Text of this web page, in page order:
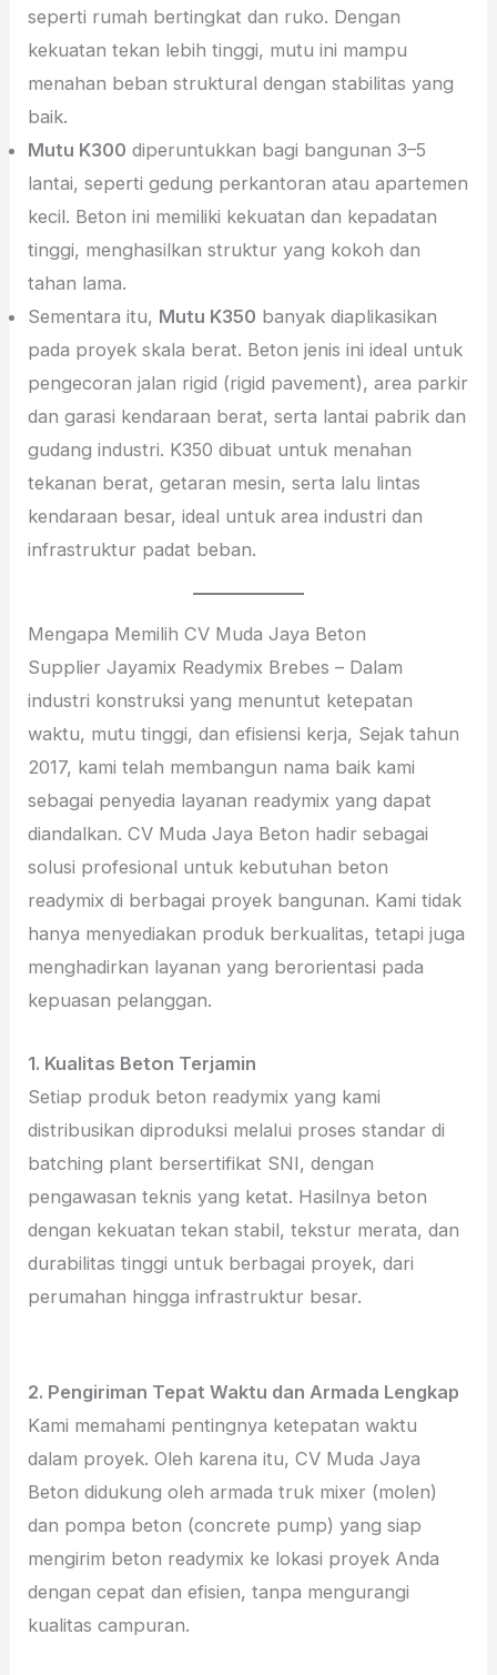
seperti rumah bertingkat dan ruko. Dengan
kekuatan tekan lebih tinggi, mutu ini mampu
menahan beban struktural dengan stabilitas yang
baik.
Mutu K300 diperuntukkan bagi bangunan 3–5
lantai, seperti gedung perkantoran atau apartemen
kecil. Beton ini memiliki kekuatan dan kepadatan
tinggi, menghasilkan struktur yang kokoh dan
tahan lama.
Sementara itu, Mutu K350 banyak diaplikasikan
pada proyek skala berat. Beton jenis ini ideal untuk
pengecoran jalan rigid (rigid pavement), area parkir
dan garasi kendaraan berat, serta lantai pabrik dan
gudang industri. K350 dibuat untuk menahan
tekanan berat, getaran mesin, serta lalu lintas
kendaraan besar, ideal untuk area industri dan
infrastruktur padat beban.
Mengapa Memilih CV Muda Jaya Beton
Supplier Jayamix Readymix Brebes – Dalam
industri konstruksi yang menuntut ketepatan
waktu, mutu tinggi, dan efisiensi kerja, Sejak tahun
2017, kami telah membangun nama baik kami
sebagai penyedia layanan readymix yang dapat
diandalkan. CV Muda Jaya Beton hadir sebagai
solusi profesional untuk kebutuhan beton
readymix di berbagai proyek bangunan. Kami tidak
hanya menyediakan produk berkualitas, tetapi juga
menghadirkan layanan yang berorientasi pada
kepuasan pelanggan.
1. Kualitas Beton Terjamin
Setiap produk beton readymix yang kami
distribusikan diproduksi melalui proses standar di
batching plant bersertifikat SNI, dengan
pengawasan teknis yang ketat. Hasilnya beton
dengan kekuatan tekan stabil, tekstur merata, dan
durabilitas tinggi untuk berbagai proyek, dari
perumahan hingga infrastruktur besar.
2. Pengiriman Tepat Waktu dan Armada Lengkap
Kami memahami pentingnya ketepatan waktu
dalam proyek. Oleh karena itu, CV Muda Jaya
Beton didukung oleh armada truk mixer (molen)
dan pompa beton (concrete pump) yang siap
mengirim beton readymix ke lokasi proyek Anda
dengan cepat dan efisien, tanpa mengurangi
kualitas campuran.